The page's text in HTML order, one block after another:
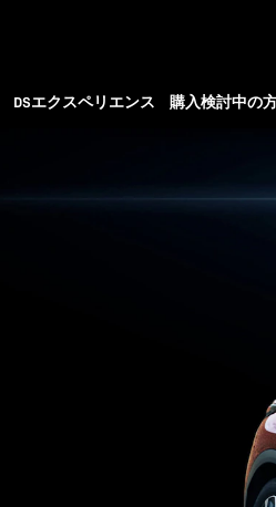
DSエクスペリエンス 購入検討中の